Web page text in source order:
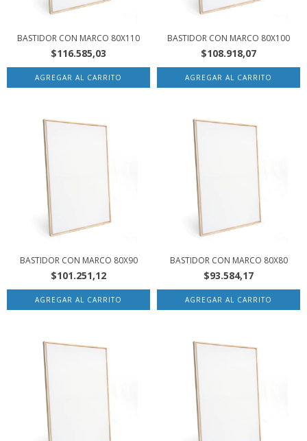
BASTIDOR CON MARCO 80X110
$116.585,03
BASTIDOR CON MARCO 80X100
$108.918,07
BASTIDOR CON MARCO 80X90
$101.251,12
BASTIDOR CON MARCO 80X80
$93.584,17